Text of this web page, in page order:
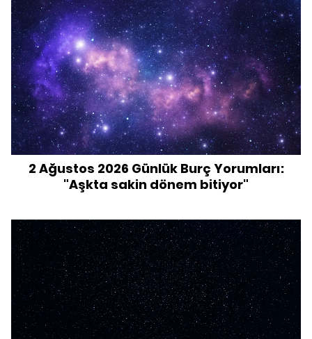
2 Ağustos 2026 Günlük Burç Yorumları:
"Aşkta sakin dönem bitiyor"